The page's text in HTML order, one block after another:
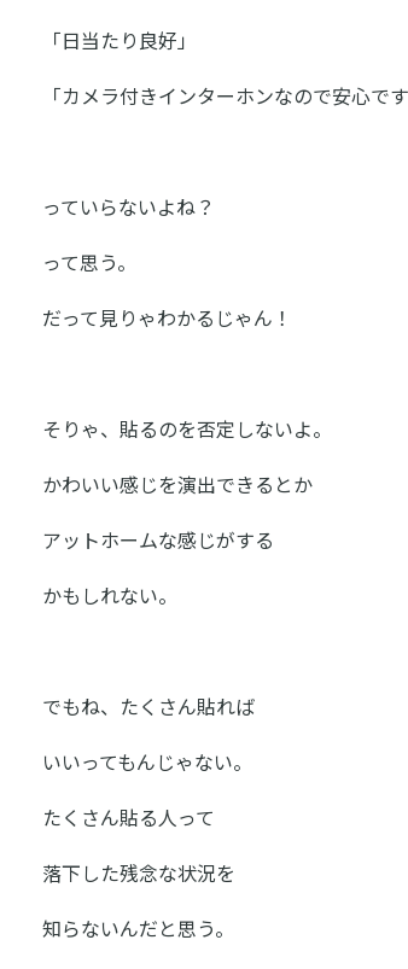
「日当たり良好」
「カメラ付きインターホンなので安心です
っていらないよね？
って思う。
だって見りゃわかるじゃん！
そりゃ、貼るのを否定しないよ。
かわいい感じを演出できるとか
アットホームな感じがする
かもしれない。
でもね、たくさん貼れば
いいってもんじゃない。
たくさん貼る人って
落下した残念な状況を
知らないんだと思う。